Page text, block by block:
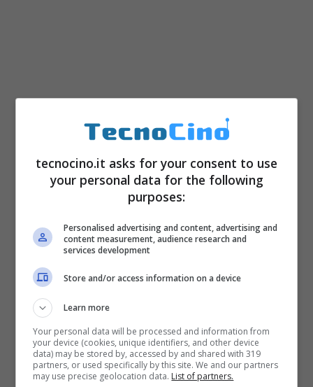
tecnocino.it asks for your consent to use
your personal data for the following
purposes:
Personalised advertising and content, advertising and
content measurement, audience research and
services development
Store and/or access information on a device
Learn more
Your personal data will be processed and information from
your device (cookies, unique identifiers, and other device
data) may be stored by, accessed by and shared with 319
partners, or used specifically by this site. We and our partners
may use precise geolocation data. List of partners.